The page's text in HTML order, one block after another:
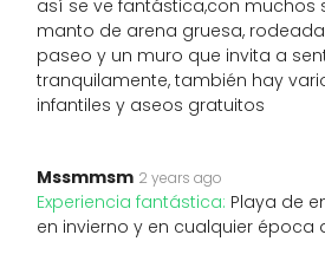
así se ve fantástica,con muchos
manto de arena gruesa,
paseo y un muro que invita a
tranquilamente, también hay
infantiles y aseos gratuitos
Mssmmsm 2 years ago
Experiencia fantástica: Playa de
en invierno y en cualquier época